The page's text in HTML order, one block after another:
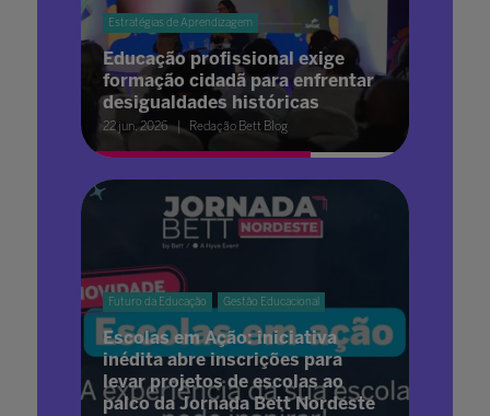
Estratégias de Aprendizagem
Educação profissional exige
formação cidadã para enfrentar
desigualdades históricas
22 jun. 2026 Redação Bett Blog
Futuro da Educação Gestão Educacional
Escolas em Ação: iniciativa
inédita abre inscrições para
levar projetos de escolas ao
palco da Jornada Bett Nordeste